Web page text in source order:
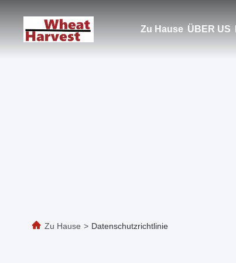
Zu Hause ÜBER US
Zu Hause > Datenschutzrichtlinie